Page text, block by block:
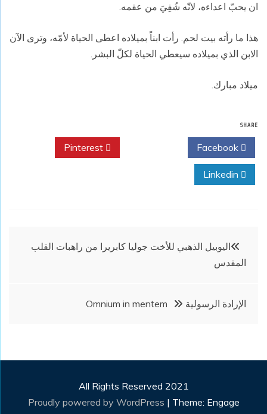
ان يحبّ اعداءه، لانّه شُفِيَ من عقمه.
هذا ما رأته بيت لحم. رأت ابناً بميلاده اعطى الحياة لأمّه، وترى الآن
الابن الذي بميلاده سيعطي الحياة لكلّ البشر.
ميلاد مبارك.
SHARE
تصفّح
المقالات
اليوبيل الذهبي للأخت جوليا كابريرا من راهبات القلب
المقدس
الإرادة الرسولية Omnium in mentem
All Rights Reserved 2021
Proudly powered by WordPress | Theme: Engage